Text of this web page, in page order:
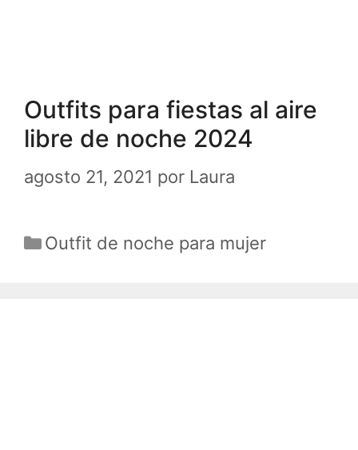
Outfits para fiestas al aire
libre de noche 2024
agosto 21, 2021 por Laura
Categorías
Outfit de noche para mujer